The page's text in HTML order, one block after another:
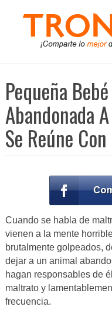
Pequeña
Abandonada
Se Reúne
Cuando se habla de
vienen a la mente
brutalmente golpeados,
dejar a un animal
hagan responsables de
maltrato y
frecuencia.